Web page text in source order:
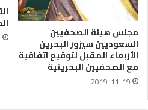
مجلس هيئة الصحفيين
السعوديين سيزور البحرين
الأربعاء المقبل لتوقيع اتفاقية
مع الصحفيين البحرينية
2019-11-19